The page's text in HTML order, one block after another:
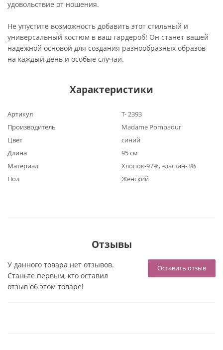
удовольствие от ношения.
Не упустите возможность добавить этот стильный и
универсальный костюм в ваш гардероб! Он станет вашей
надежной основой для создания разнообразных образов
на каждый день и особые случаи.
Характеристики
Артикул
Т- 2393
Производитель
Madame Pompadur
Цвет
синий
Длина
95 см
Материал
Хлопок-97%, эластан-3%
Пол
Женский
Отзывы
Оставить отзыв
У данного товара нет отзывов.
Станьте первым, кто оставил
отзыв об этом товаре!